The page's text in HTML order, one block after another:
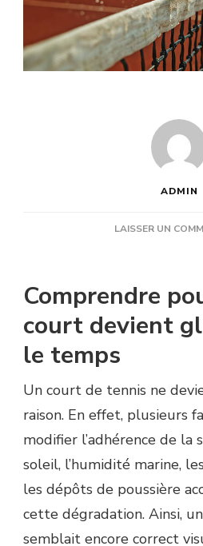
ADMIN
LAISSER UN
Comprendre
court devient
le temps
Un court de tennis ne
raison. En effet, plusieurs
modifier l’adhérence de la
soleil, l’humidité marine,
les dépôts de poussière
cette dégradation. Ainsi,
semblait encore correct